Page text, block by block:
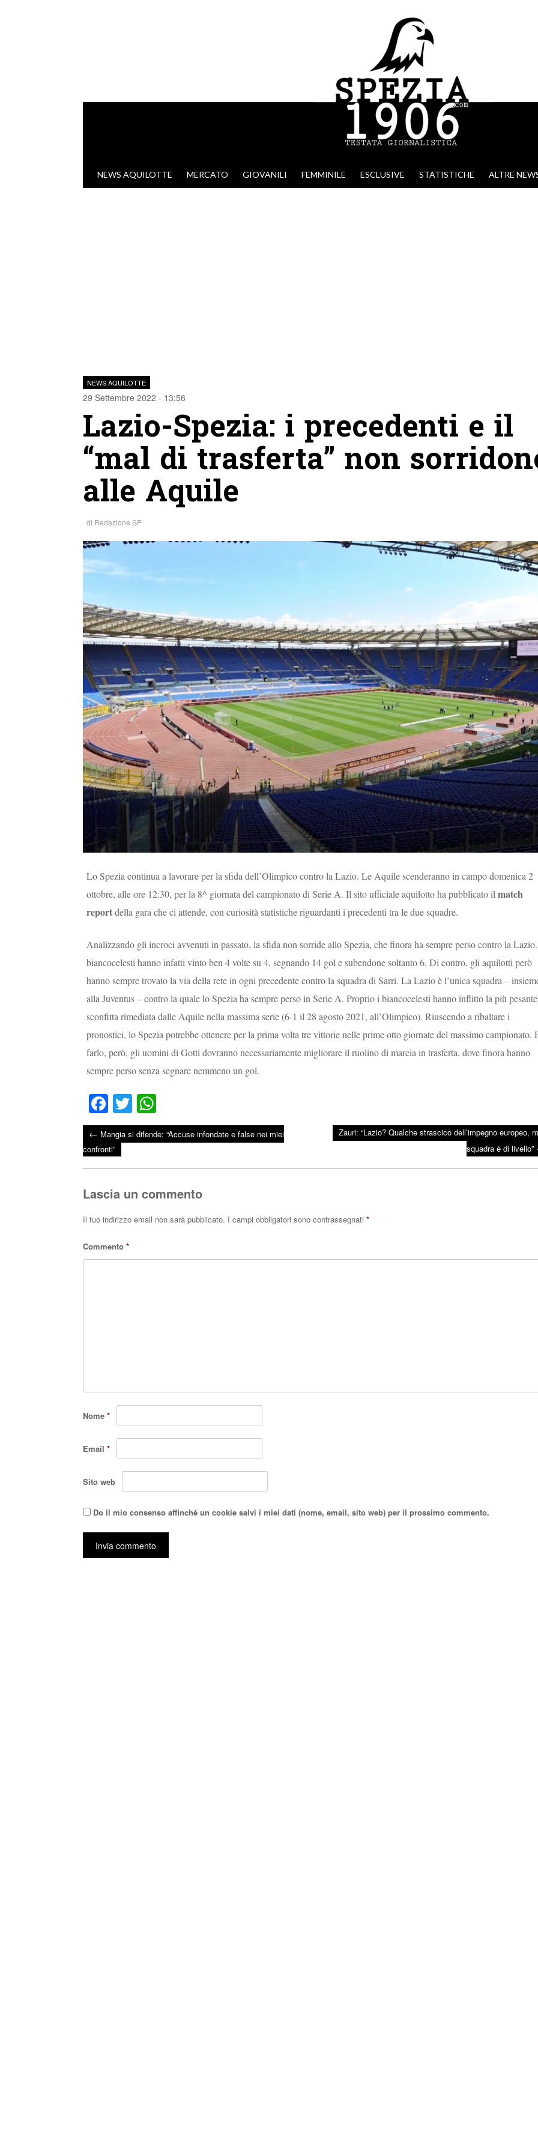
VAI AL CONTENUTO
NEWS AQUILOTTE MERCATO GIOVANILI FEMMINILE ESCLUSIVE STATISTICHE ALTRE
NEWS AQUILOTTE
29 Settembre 2022 - 13:56
Lazio-Spezia: i precedenti e il
“mal di trasferta” non
alle Aquile
di Redazione SP
Lo Spezia continua a lavorare per la sfida dell’Olimpico contro la Lazio. Le Aquile scenderanno in campo domenica 2
ottobre, alle ore 12:30, per la 8^ giornata del campionato di Serie A. Il sito ufficiale aquilotto ha pubblicato il match
reportdella gara che ci attende, con curiosità statistiche riguardanti i precedenti tra le due squadre.
Analizzando gli incroci avvenuti in passato, la sfida non sorride allo Spezia, che finora ha sempre perso contro la
biancocelesti hanno infatti vinto ben 4 volte su 4, segnando 14 gol e subendone soltanto 6. Di contro, gli aquilotti però
hanno sempre trovato la via della rete in ogni precedente contro la squadra di Sarri. La Lazio è l’unica squadra –
alla Juventus – contro la quale lo Spezia ha sempre perso in Serie A. Proprio i biancocelesti hanno inflitto la più pesante
sconfitta rimediata dalle Aquile nella massima serie (6-1 il 28 agosto 2021, all’Olimpico). Riuscendo a ribaltare i
pronostici, lo Spezia potrebbe ottenere per la prima volta tre vittorie nelle prime otto giornate del massimo campionato.
farlo, però, gli uomini di Gotti dovranno necessariamente migliorare il ruolino di marcia in trasferta, dove finora hanno
sempre perso senza segnare nemmeno un gol.
Fa
ce
bo
ok
T
wi
tte
ha
ts
Post navigation
← Mangia si difende: “Accuse infondate e false nei miei
confronti”
Zauri: “Lazio? Qualche strascico dell’impegno europeo,
squadra è di livello”
Lascia un commento
Il tuo indirizzo email non sarà pubblicato. I campi obbligatori sono contrassegnati *
Commento *
Nome *
Email *
Sito web
Do il mio consenso affinché un cookie salvi i miei dati (nome, email, sito web) per il prossimo commento.